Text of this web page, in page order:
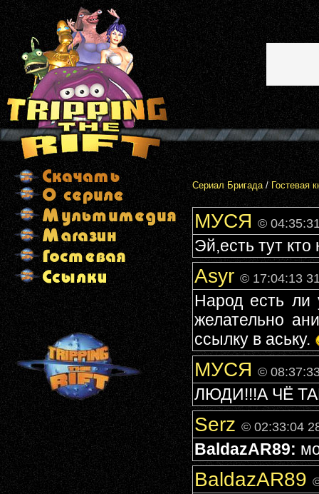
Сериал Бригада/ Гостевая
МУСЯ ©
Эй,есть тут
Asyr © 17:04:13
Народ есть ли
желательно
ссылку в аську.
МУСЯ ©
ЛЮДИ!!!А ЧЁ
Serz © 02:33:04
BaldazAR89:
BaldazAR89